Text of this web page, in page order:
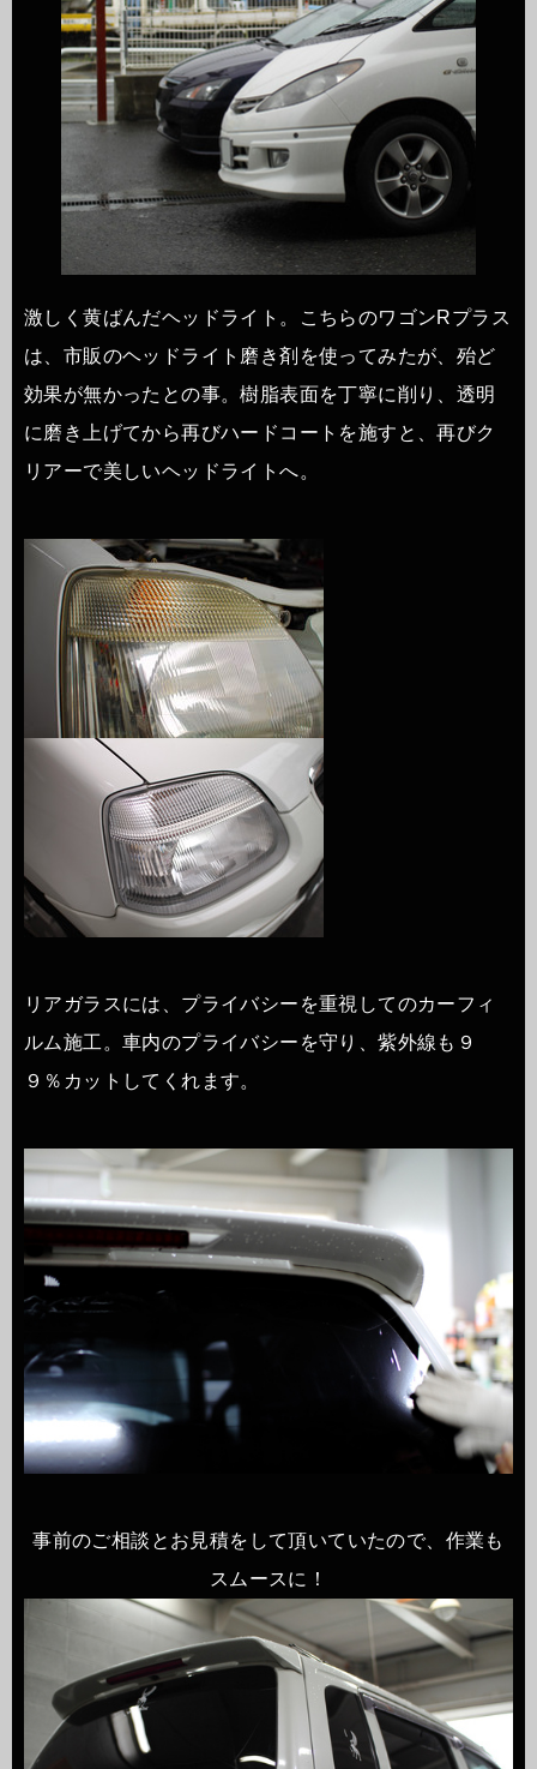
激しく黄ばんだヘッドライト。こちらのワゴンRプラス
は、市販のヘッドライト磨き剤を使ってみたが、殆ど
効果が無かったとの事。樹脂表面を丁寧に削り、透明
に磨き上げてから再びハードコートを施すと、再びク
リアーで美しいヘッドライトへ。
リアガラスには、プライバシーを重視してのカーフィ
ルム施工。車内のプライバシーを守り、紫外線も９
９％カットしてくれます。
事前のご相談とお見積をして頂いていたので、作業も
スムースに！